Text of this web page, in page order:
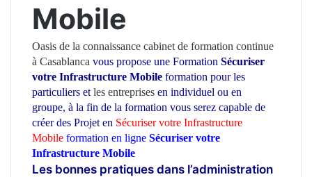
Mobile
Oasis de la connaissance cabinet de formation continue
à Casablanca vous propose une Formation Sécuriser
votre Infrastructure Mobile formation pour les
particuliers et les entreprises en individuel ou en
groupe, à la fin de la formation vous serez capable de
créer des Projet en Sécuriser votre Infrastructure
Mobile formation en ligne Sécuriser votre
Infrastructure Mobile
Les bonnes pratiques dans l’administration